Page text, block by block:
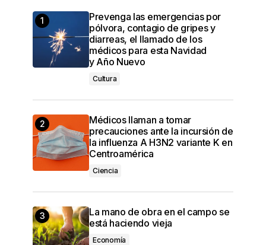
Prevenga las emergencias por
pólvora, contagio de gripes y
diarreas, el llamado de los
médicos para esta Navidad
y Año Nuevo
Cultura
Médicos llaman a tomar
precauciones ante la incursión de
la influenza A H3N2 variante K en
Centroamérica
Ciencia
La mano de obra en el campo se
está haciendo vieja
Economía